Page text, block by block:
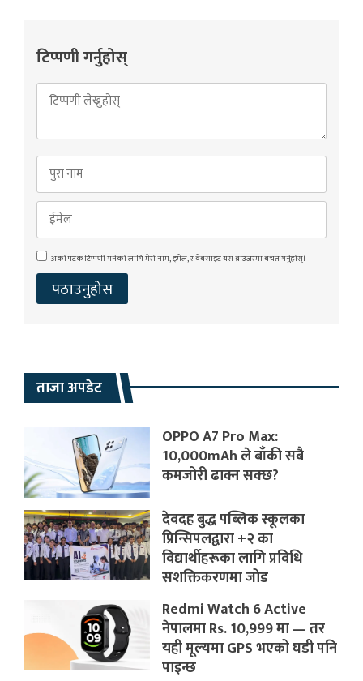
टिप्पणी गर्नुहोस्
अर्को पटक टिप्पणी गर्नको लागि मेरो नाम, इमेल, र वेबसाइट यस ब्राउजरमा बचत गर्नुहोस्।
ताजा अपडेट
OPPO A7 Pro Max:
10,000mAh ले बाँकी सबै
कमजोरी ढाक्न सक्छ?
देवदह बुद्ध पब्लिक स्कूलका
प्रिन्सिपलद्वारा +२ का
विद्यार्थीहरूका लागि प्रविधि
सशक्तिकरणमा जोड
Redmi Watch 6 Active
नेपालमा Rs. 10,999 मा — तर
यही मूल्यमा GPS भएको घडी पनि
पाइन्छ